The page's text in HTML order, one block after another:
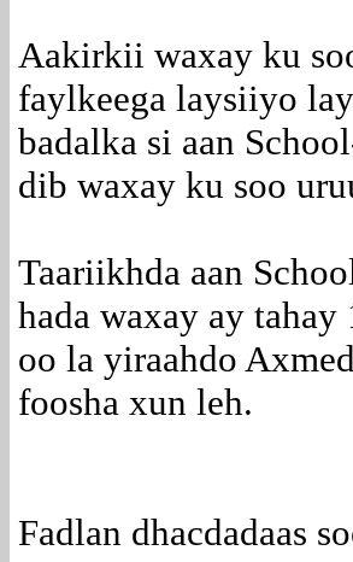
Aakirkii waxay ku
faylkeega laysiiyo
badalka si aan
dib waxay ku soo
Taariikhda aan
hada waxay ay
oo la yiraahdo
foosha xun leh.
Fadlan dhacdadaas